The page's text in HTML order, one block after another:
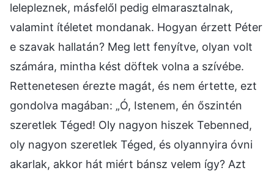
lelepleznek, másfelől pedig elmarasztalnak,
valamint ítéletet mondanak. Hogyan érzett Péter
e szavak hallatán? Meg lett fenyítve, olyan volt
számára, mintha kést döftek volna a szívébe.
Rettenetesen érezte magát, és nem értette, ezt
gondolva magában: „Ó, Istenem, én őszintén
szeretlek Téged! Oly nagyon hiszek Tebenned,
oly nagyon szeretlek Téged, és olyannyira óvni
akarlak, akkor hát miért bánsz velem így? Azt